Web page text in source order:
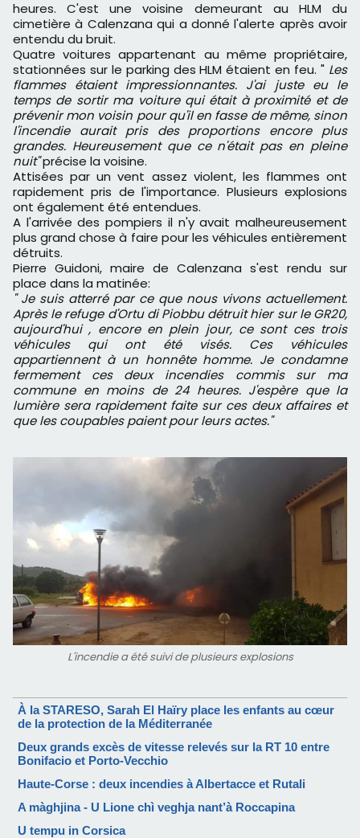
heures. C'est une voisine demeurant au HLM du
cimetière à Calenzana qui a donné l'alerte après avoir
entendu du bruit.
Quatre voitures appartenant au même propriétaire,
stationnées sur le parking des HLM étaient en feu. " Les
flammes étaient impressionnantes. J'ai juste eu le
temps de sortir ma voiture qui était à proximité et de
prévenir mon voisin pour qu'il en fasse de même, sinon
l'incendie aurait pris des proportions encore plus
grandes. Heureusement que ce n'était pas en pleine
nuit"précise la voisine.
Attisées par un vent assez violent, les flammes ont
rapidement pris de l'importance. Plusieurs explosions
ont également été entendues.
A l'arrivée des pompiers il n'y avait malheureusement
plus grand chose à faire pour les véhicules entièrement
détruits.
Pierre Guidoni, maire de Calenzana s'est rendu sur
place dans la matinée:
" Je suis atterré par ce que nous vivons actuellement.
Après le refuge d'Ortu di Piobbu détruit hier sur le GR20,
aujourd'hui , encore en plein jour, ce sont ces trois
véhicules qui ont été visés. Ces véhicules
appartiennent à un honnête homme. Je condamne
fermement ces deux incendies commis sur ma
commune en moins de 24 heures. J'espère que la
lumière sera rapidement faite sur ces deux affaires et
que les coupables paient pour leurs actes."
L'incendie a été suivi de plusieurs explosions
À la STARESO, Sarah El Haïry place les enfants au cœur
de la protection de la Méditerranée
Deux grands excès de vitesse relevés sur la RT 10 entre
Bonifacio et Porto-Vecchio
Haute-Corse : deux incendies à Albertacce et Rutali
A màghjina - U Lione chì veghja nant’à Roccapina
U tempu in Corsica